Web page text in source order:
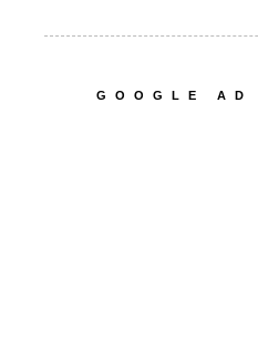
GOOGLE AD